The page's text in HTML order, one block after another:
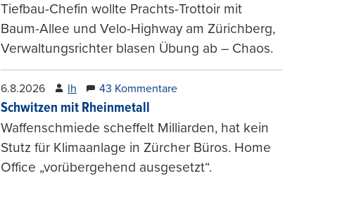
Tiefbau-Chefin wollte Prachts-Trottoir mit
Baum-Allee und Velo-Highway am Zürichberg,
Verwaltungsrichter blasen Übung ab – Chaos.
6.8.2026 lh 43 Kommentare
Schwitzen mit Rheinmetall
Waffenschmiede scheffelt Milliarden, hat kein
Stutz für Klimaanlage in Zürcher Büros. Home
Office „vorübergehend ausgesetzt“.